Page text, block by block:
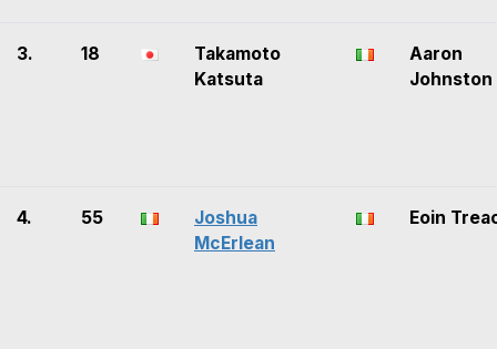
3. 18
Takamoto
Katsuta
Aaron
Johnston
4. 55
Joshua
McErlean
Eoin